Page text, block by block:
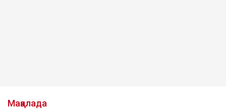
Мақалада